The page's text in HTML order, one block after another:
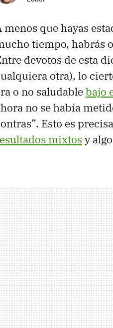
menos que hayas
tiempo, habrás
devotos de esta
otra), lo
o no saludablebajo
no se había
Esto es
mixtos y